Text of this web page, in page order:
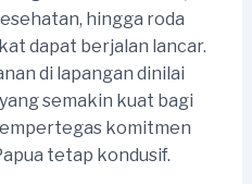
hingga roda
dapat berjalan lancar.
di lapangan dinilai
semakin kuat bagi
komitmen
tetap kondusif.